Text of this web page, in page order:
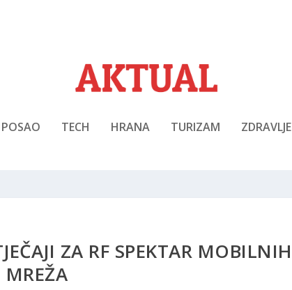
POSAO TECH HRANA TURIZAM ZDRAVLJE
ZA RF SPEKTAR MOBILNIH
MREŽA